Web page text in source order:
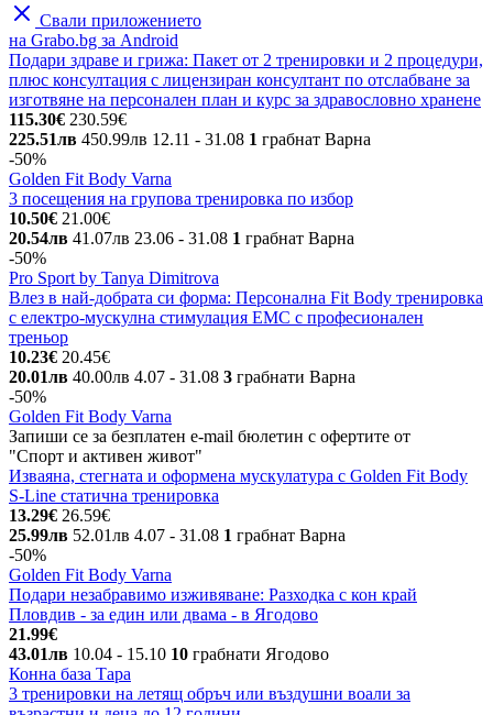
Свали приложението
на Grabo.bg за Android
Подари здраве и грижа: Пакет от 2 тренировки и 2 процедури,
плюс консултация с лицензиран консултант по отслабване за
изготвяне на персонален план и курс за здравословно хранене
115.30€ 230.59€
225.51лв 450.99лв 12.11 - 31.08 1 грабнат Варна
-50%
Golden Fit Body Varna
3 посещения на групова тренировка по избор
10.50€ 21.00€
20.54лв 41.07лв 23.06 - 31.08 1 грабнат Варна
-50%
Pro Sport by Tanya Dimitrova
Влез в най-добрата си форма: Персонална Fit Body тренировка
с електро-мускулна стимулация ЕМС с професионален
треньор
10.23€ 20.45€
20.01лв 40.00лв 4.07 - 31.08 3 грабнати Варна
-50%
Golden Fit Body Varna
Запиши се за безплатен e-mail бюлетин с офертите от
"Спорт и активен живот"
Изваяна, стегната и оформена мускулатура с Golden Fit Body
S-Line статична тренировка
13.29€ 26.59€
25.99лв 52.01лв 4.07 - 31.08 1 грабнат Варна
-50%
Golden Fit Body Varna
Подари незабравимо изживяване: Разходка с кон край
Пловдив - за един или двама - в Ягодово
21.99€
43.01лв 10.04 - 15.10 10 грабнати Ягодово
Конна база Тара
3 тренировки на летящ обръч или въздушни воали за